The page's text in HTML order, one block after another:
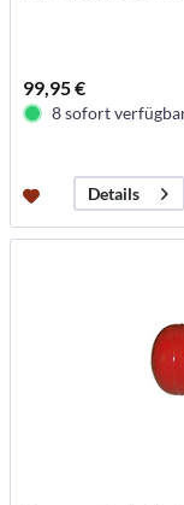
99,95 €
8 sofort
Details